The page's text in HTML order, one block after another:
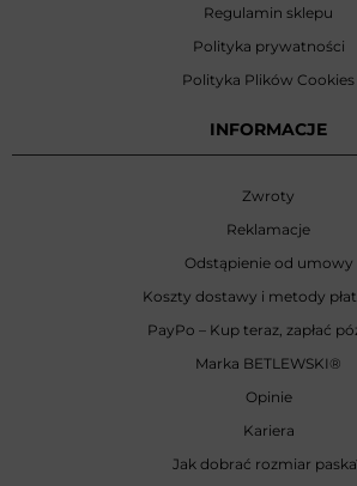
Regulamin sklepu
Polityka prywatności
Polityka Plików Cookies
INFORMACJE
Zwroty
Reklamacje
Odstąpienie od umowy
Koszty dostawy i metody
PayPo – Kup teraz, zapłać
Marka BETLEWSKI®
Opinie
Kariera
Jak dobrać rozmiar